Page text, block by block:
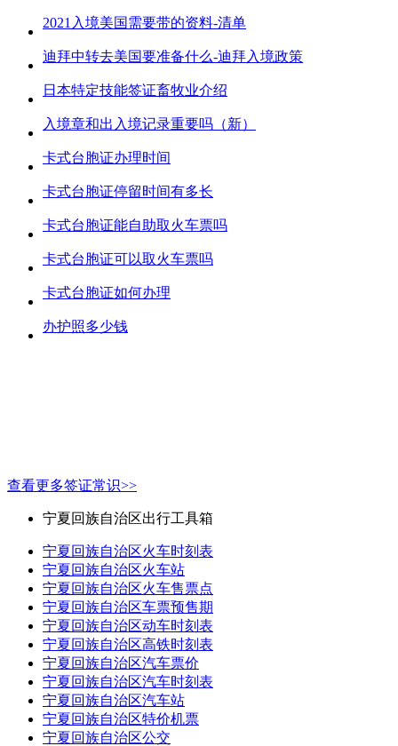
2021入境美国需要带的资料-清单
迪拜中转去美国要准备什么-迪拜入境政策
日本特定技能签证畜牧业介绍
入境章和出入境记录重要吗（新）
卡式台胞证办理时间
卡式台胞证停留时间有多长
卡式台胞证能自助取火车票吗
卡式台胞证可以取火车票吗
卡式台胞证如何办理
办护照多少钱
查看更多签证常识>>
宁夏回族自治区出行工具箱
宁夏回族自治区火车时刻表
宁夏回族自治区火车站
宁夏回族自治区火车售票点
宁夏回族自治区车票预售期
宁夏回族自治区动车时刻表
宁夏回族自治区高铁时刻表
宁夏回族自治区汽车票价
宁夏回族自治区汽车时刻表
宁夏回族自治区汽车站
宁夏回族自治区特价机票
宁夏回族自治区公交